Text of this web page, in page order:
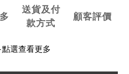
送貨及付
款方式
顧客評價
選查看更多